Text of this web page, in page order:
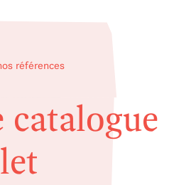
références